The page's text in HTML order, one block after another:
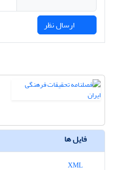
فایل ها